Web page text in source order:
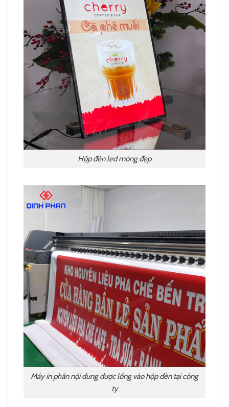
Hộp đèn led mỏng đẹp
Máy in phần nội dung được lồng vào hộp đèn tại công
ty